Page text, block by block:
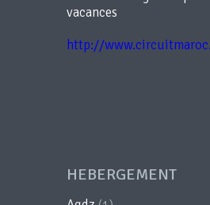
vacances
http://
HEBERGEMENT